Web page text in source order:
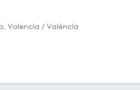
Valencia / València